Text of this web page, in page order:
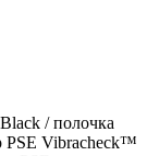
/ полочка
PSE Vibracheck™